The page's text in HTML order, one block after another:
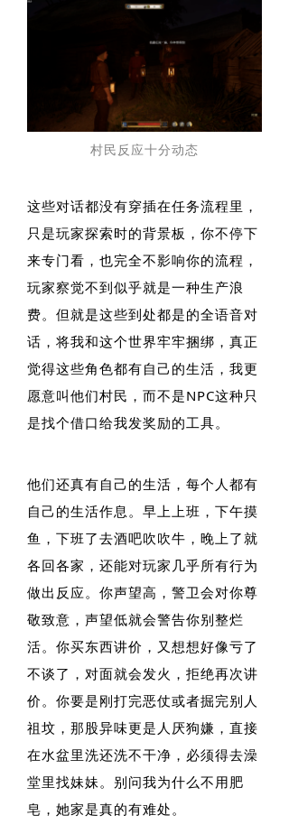
村民反应十分动态
这些对话都没有穿插在任务流程里，
只是玩家探索时的背景板，你不停下
来专门看，也完全不影响你的流程，
玩家察觉不到似乎就是一种生产浪
费。但就是这些到处都是的全语音对
话，将我和这个世界牢牢捆绑，真正
觉得这些角色都有自己的生活，我更
愿意叫他们村民，而不是NPC这种只
是找个借口给我发奖励的工具。
他们还真有自己的生活，每个人都有
自己的生活作息。早上上班，下午摸
鱼，下班了去酒吧吹吹牛，晚上了就
各回各家，还能对玩家几乎所有行为
做出反应。你声望高，警卫会对你尊
敬致意，声望低就会警告你别整烂
活。你买东西讲价，又想想好像亏了
不谈了，对面就会发火，拒绝再次讲
价。你要是刚打完恶仗或者掘完别人
祖坟，那股异味更是人厌狗嫌，直接
在水盆里洗还洗不干净，必须得去澡
堂里找妹妹。别问我为什么不用肥
皂，她家是真的有难处。